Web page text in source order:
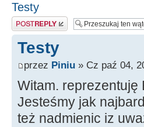
Testy
Odpowiedz
Testy
przez Piniu » Cz paź 04,
Witam. reprezentuję
Jesteśmy jak
też nadmienic iz